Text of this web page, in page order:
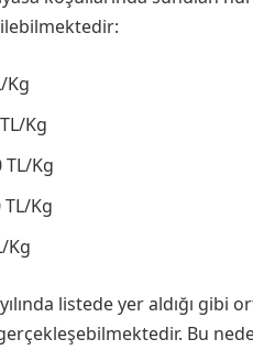
Kg
Kg
TL/Kg
TL/Kg
Kg
yılında listede yer aldığı
Bu